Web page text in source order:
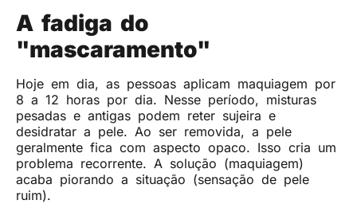
A fadiga do
"mascaramento"
Hoje em dia, as pessoas aplicam maquiagem por
8 a 12 horas por dia. Nesse período, misturas
pesadas e antigas podem reter sujeira e
desidratar a pele. Ao ser removida, a pele
geralmente fica com aspecto opaco. Isso cria um
problema recorrente. A solução (maquiagem)
acaba piorando a situação (sensação de pele
ruim).